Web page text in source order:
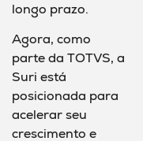
longo prazo.
Agora, como
parte da TOTVS, a
Suri está
posicionada para
acelerar seu
crescimento e